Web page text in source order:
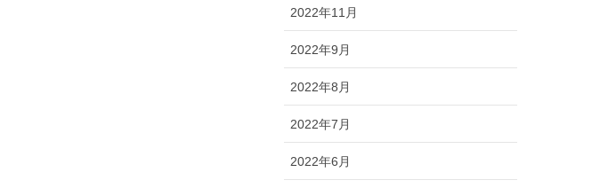
2022年11月
2022年9月
2022年8月
2022年7月
2022年6月